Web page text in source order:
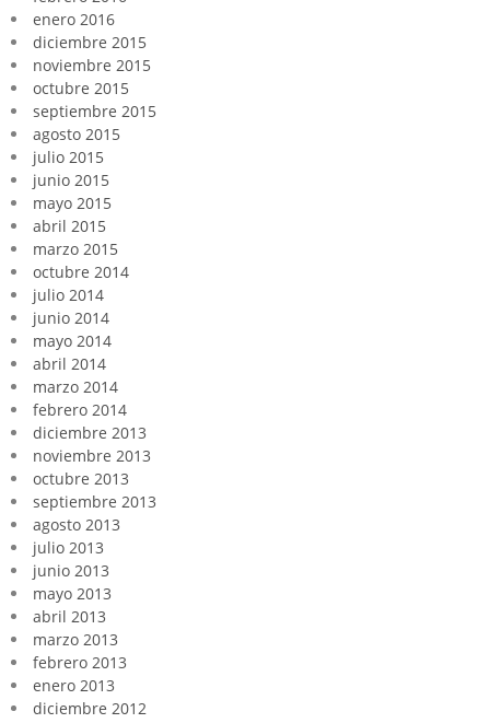
enero 2016
diciembre 2015
noviembre 2015
octubre 2015
septiembre 2015
agosto 2015
julio 2015
junio 2015
mayo 2015
abril 2015
marzo 2015
octubre 2014
julio 2014
junio 2014
mayo 2014
abril 2014
marzo 2014
febrero 2014
diciembre 2013
noviembre 2013
octubre 2013
septiembre 2013
agosto 2013
julio 2013
junio 2013
mayo 2013
abril 2013
marzo 2013
febrero 2013
enero 2013
diciembre 2012